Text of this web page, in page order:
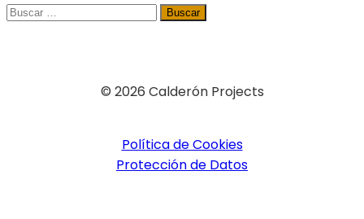
Buscar:
© 2026 Calderón Projects
Política de Cookies
Protección de Datos